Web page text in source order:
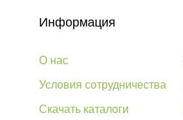
Информация
О нас
Условия сотрудничества
Скачать каталоги